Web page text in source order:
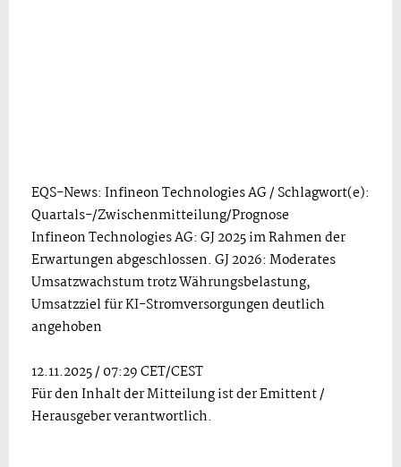
EQS-News: Infineon Technologies AG / Schlagwort(e):
Quartals-/Zwischenmitteilung/Prognose
Infineon Technologies AG: GJ 2025 im Rahmen der
Erwartungen abgeschlossen. GJ 2026: Moderates
Umsatzwachstum trotz Währungsbelastung,
Umsatzziel für KI-Stromversorgungen deutlich
angehoben
12.11.2025 / 07:29 CET/CEST
Für den Inhalt der Mitteilung ist der Emittent /
Herausgeber verantwortlich.